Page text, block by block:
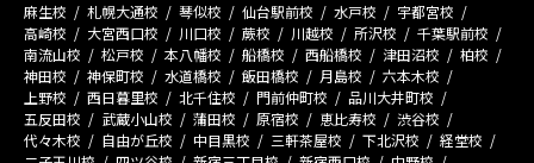
麻生校 札幌大通校 琴似校 仙台駅前校 水戸校
宇都宮校
高崎校
大宮西口校 川口校 蕨校 川越校 所沢校
千葉駅前校
南流山校
松戸校 本八幡校 船橋校 西船橋校 津田沼校
柏校
神田校
神保町校 水道橋校 飯田橋校 月島校
六本木校
上野校
西日暮里校 北千住校 門前仲町校
品川大井町校
五反田校
武蔵小山校 蒲田校 原宿校 恵比寿校
渋谷校
代々木校
自由が丘校 中目黒校 三軒茶屋校 下北沢校
経堂校